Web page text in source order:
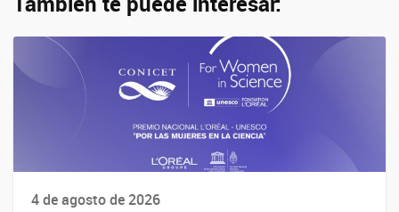
4 de agosto de 2026